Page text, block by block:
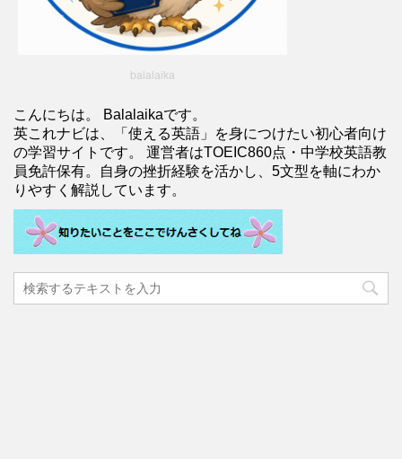
balalaika
こんにちは。 Balalaikaです。
英これナビは、「使える英語」を身につけたい初心者向け
の学習サイトです。 運営者はTOEIC860点・中学校英語教
員免許保有。自身の挫折経験を活かし、5文型を軸にわか
りやすく解説しています。